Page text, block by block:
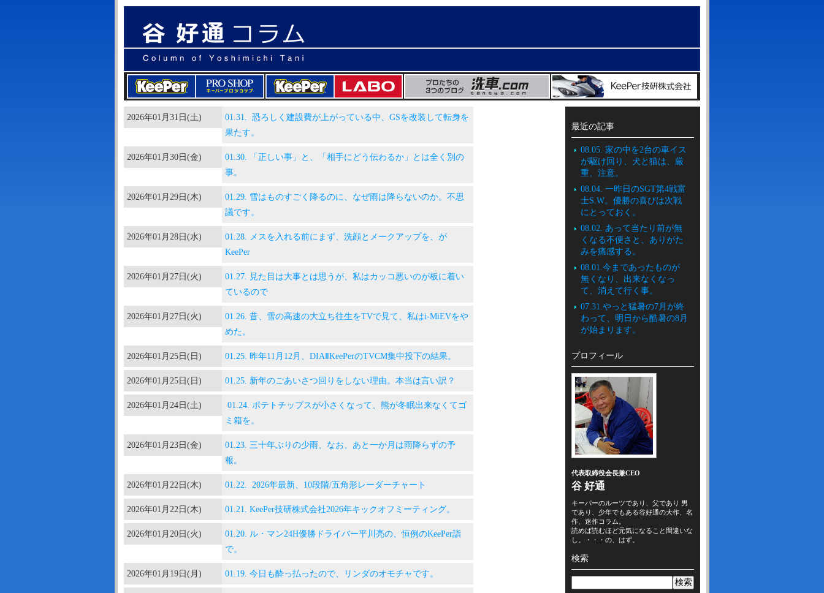
2026年01月31日(土)
01.31. 恐ろしく建設費が上がっている中、GSを改装して転身を
果たす。
2026年01月30日(金)
01.30. 「正しい事」と、「相手にどう伝わるか」とは全く別の
事。
2026年01月29日(木)
01.29. 雪はものすごく降るのに、なぜ雨は降らないのか。不思
議です。
2026年01月28日(水)
01.28. メスを入れる前にまず、洗顔とメークアップを、が
KeePer
2026年01月27日(火)
01.27. 見た目は大事とは思うが、私はカッコ悪いのが板に着い
ているので
2026年01月27日(火)
01.26. 昔、雪の高速の大立ち往生をTVで見て、私はi-MiEVをや
めた。
2026年01月25日(日) 01.25. 昨年11月12月、DIAⅡKeePerのTVCM集中投下の結果。
2026年01月25日(日) 01.25. 新年のごあいさつ回りをしない理由。本当は言い訳？
2026年01月24日(土)
01.24. ポテトチップスが小さくなって、熊が冬眠出来なくてゴ
ミ箱を。
2026年01月23日(金)
01.23. 三十年ぶりの少雨、なお、あと一か月は雨降らずの予
報。
2026年01月22日(木) 01.22. 2026年最新、10段階/五角形レーダーチャート
2026年01月22日(木) 01.21. KeePer技研株式会社2026年キックオフミーティング。
2026年01月20日(火)
01.20. ル・マン24H優勝ドライバー平川亮の、恒例のKeePer詣
で。
2026年01月19日(月) 01.19. 今日も酔っ払ったので、リンダのオモチャです。
最近の記事
08.05. 家の中を2台の車イス
が駆け回り、犬と猫は、厳
重、注意。
08.04. 一昨日のSGT第4戦富
士S.W。優勝の喜びは次戦
にとっておく。
08.02. あって当たり前が無
くなる不便さと、ありがた
みを痛感する。
08.01.今まであったものが
無くなり、出来なくなっ
て、消えて行く事。
07.31.やっと猛暑の7月が終
わって、明日から酷暑の8月
が始まります。
プロフィール
代表取締役会長兼CEO
谷 好通
キーパーのルーツであり、父であり 男
であり、少年でもある谷好通の大作、名
作、迷作コラム。
読めば読むほど元気になること間違いな
し。・・・の、はず。
検索